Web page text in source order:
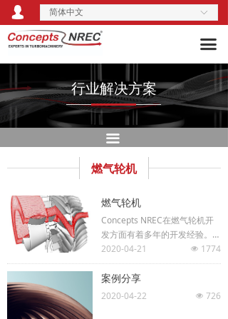
넙 ꀅ
简体中文
끀
关于我们
产品服务
行业解决方案
活动培训
技术博客
燃气轮机
燃气轮机
Concepts NREC在燃气轮机开
发方面有着多年的开发经验。在
上世纪推出了世界上最早的航空
发动机/燃气轮机专用商用软
件，包含轴流和离心压气机、涡
轮、燃油泵等设计功能，并启动
넶 1774
2020-04-21
案例分享
넶 726
2020-04-22
行业解决方案
끀
过程/通用机械
燃气轮机
新能源技术
制冷
涡轮增压